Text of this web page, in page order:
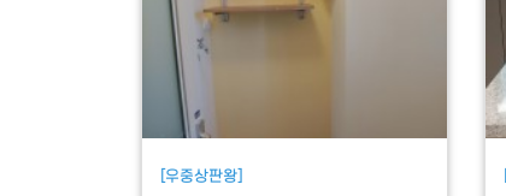
[우중상판왕]